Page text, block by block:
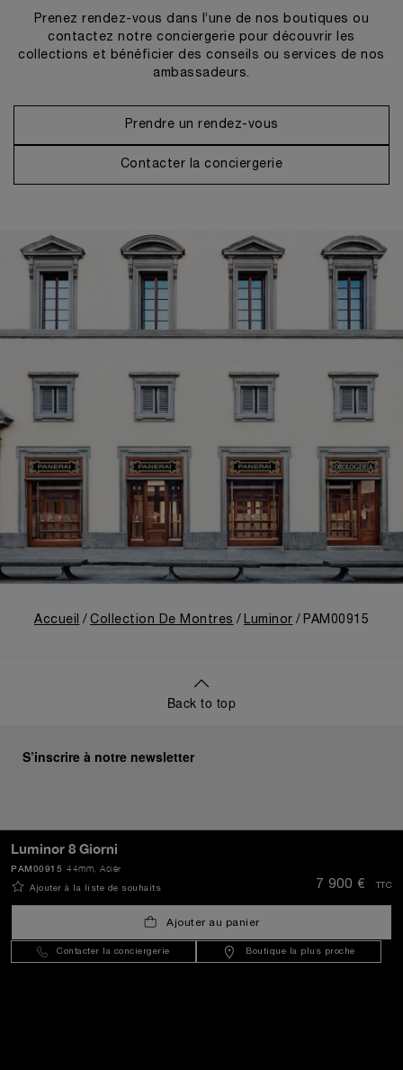
Luminor 8 Giorni
44mm , Acier
PAM00915
Ajouter à la liste de souhaits 7 900 € TTC
Ajouter au panier
Contacter la conciergerie Boutique la plus proche
Prenez rendez-vous dans l’une de nos boutiques ou
contactez notre conciergerie pour découvrir les
collections et bénéficier des conseils ou services de nos
ambassadeurs.
Prendre un rendez-vous
Contacter la conciergerie
Accueil Collection De Montres Luminor PAM00915
Back to top
S’inscrire à notre newsletter
France(EUR €)- FR